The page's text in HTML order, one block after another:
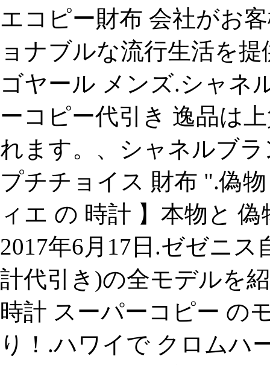
エコピー財布 会社がお
ョナブルな流行生活を
ゴヤール メンズ.シャネ
ーコピー代引き 逸品は
れます。、シャネルブ
プチチョイス 財布 ".偽
ィエ の 時計 】本物と
2017年6月17日.ゼゼニス
計代引き)の全モデルを
時計 スーパーコピー の
り！.ハワイで クロムハ